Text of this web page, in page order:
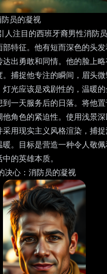
员的凝视
人注目的西班牙裔男性消防
部特征。他有短而深色的头
达出勇敢和同情。他的脸上
。捕捉他专注的瞬间，眉头
灯光应该是戏剧性的，温暖
到一天服务后的日落。将他
他角色的紧迫性。使用浅景
采用现实主义风格渲染，捕
暖。目标是营造一种令人敬
的英雄本质。
决心：消防员的凝视